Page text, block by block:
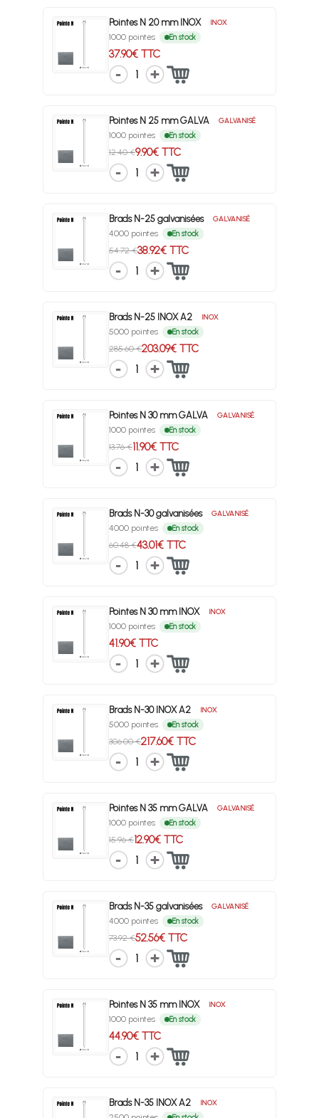
Pointes N 20 mm INOX INOX
1000 pointes En stock
37.90€ TTC
1
Pointes N 25 mm GALVA GALVANISÉ
1000 pointes En stock
12.40 €9.90€ TTC
1
Brads N-25 galvanisées GALVANISÉ
4000 pointes En stock
54.72 €38.92€ TTC
1
Brads N-25 INOX A2 INOX
5000 pointes En stock
285.60 €203.09€ TTC
1
Pointes N 30 mm GALVA GALVANISÉ
1000 pointes En stock
13.76 €11.90€ TTC
1
Brads N-30 galvanisées GALVANISÉ
4000 pointes En stock
60.48 €43.01€ TTC
1
Pointes N 30 mm INOX INOX
1000 pointes En stock
41.90€ TTC
1
Brads N-30 INOX A2 INOX
5000 pointes En stock
306.00 €217.60€ TTC
1
Pointes N 35 mm GALVA GALVANISÉ
1000 pointes En stock
15.96 €12.90€ TTC
1
Brads N-35 galvanisées GALVANISÉ
4000 pointes En stock
73.92 €52.56€ TTC
1
Pointes N 35 mm INOX INOX
1000 pointes En stock
44.90€ TTC
1
Brads N-35 INOX A2 INOX